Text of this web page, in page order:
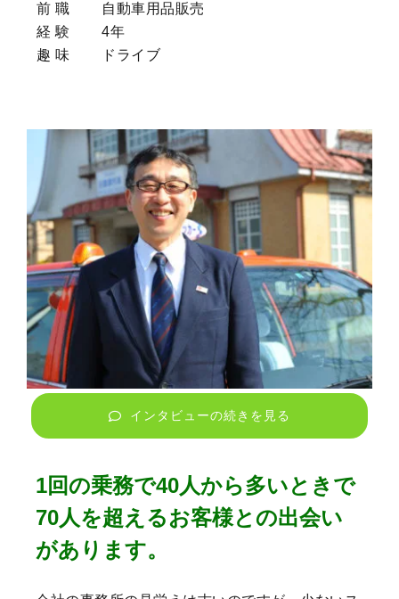
前 職
自動車用品販売
経 験
4年
趣 味
ドライブ
インタビューの続きを見る
1回の乗務で40人から多いときで
70人を超えるお客様との出会い
があります。